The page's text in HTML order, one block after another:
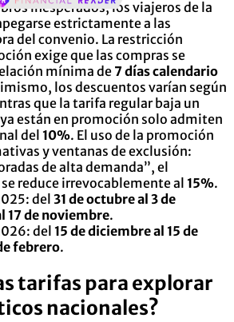
inesperados, los viajeros de la
estrictamente a las
del convenio. La restricción
exige que las compras se
mínima de 7 días calendario
los descuentos varían según
que la tarifa regular baja un
están en promoción solo admiten
del 10%. El uso de la promoción
y ventanas de exclusión:
de alta demanda”, el
reduce irrevocablemente al 15%.
del 31 de octubre al 3 de
17 de noviembre.
del 15 de diciembre al 15 de
febrero.
tarifas para explorar
nacionales?